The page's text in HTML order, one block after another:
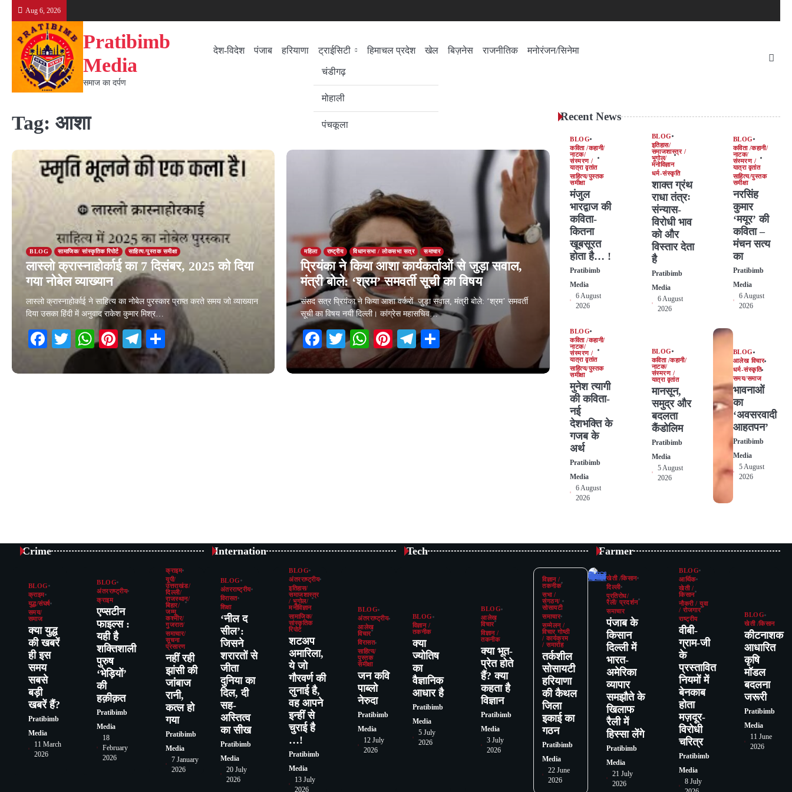
content
Aug 6, 2026
Pratibimb
Media
समाज का दर्पण
देश-विदेश पंजाब हरियाणा
ट्राईसिटी
चंडीगढ़
मोहाली
पंचकूला
हिमाचल प्रदेश खेल बिज़नेस राजनीतिक
मनोरंजन/सिनेमा
Tag: आशा
BLOG सामाजिक/ सांस्कृतिक रिपोर्ट साहित्य/पुस्तक समीक्षा
लास्लो क्रास्नाहोर्काई का 7 दिसंबर, 2025 को दिया
गया नोबेल व्याख्यान
लास्लो क्रास्नाहोर्काई ने साहित्य का नोबेल पुरस्कार प्राप्त करते समय जो व्याख्यान
दिया उसका हिंदी में अनुवाद राकेश कुमार मिश्र…
Facebook
Twitter
WhatsApp
Pinterest
Telegram
Share
14 December 2025
महिला राष्ट्रीय विधानसभा / लोकसभा सत्र समाचार
प्रियंका ने किया आशा कार्यकर्ताओं से जुड़ा सवाल,
मंत्री बोले: ‘श्रम’ समवर्ती सूची का विषय
संसद सत्र प्रियंका ने किया आशा वर्करों जुड़ा सवाल, मंत्री बोले: ‘श्रम’ समवर्ती
सूची का विषय नयी दिल्ली। कांग्रेस महासचिव…
Facebook
TwitterWhatsApp
Pinterest
Telegram
Share
1 December 2025
Recent News
BLOG
कविता /कहानी/
नाटक/
संस्मरण /
यात्रा वृतांत
साहित्य/पुस्तक
समीक्षा
मंजुल
भारद्वाज की
कविता-
कितना
खूबसूरत
होता है… !
Pratibimb
Media
6 August
2026
BLOG
इतिहास/
समाजशास्त्र /
भूगोल/
मनोविज्ञान
धर्म-संस्कृति
शाक्त ग्रंथ
राधा तंत्रः
संन्यास-
विरोधी भाव
को और
विस्तार देता
है
Pratibimb
Media
6 August
2026
BLOG
कविता /कहानी/
नाटक/
संस्मरण /
यात्रा वृतांत
साहित्य/पुस्तक
समीक्षा
नरसिंह
कुमार
‘मयूर’ की
कविता –
मंचन सत्य
का
Pratibimb
Media
6 August
2026
BLOG
कविता /कहानी/
नाटक/
संस्मरण /
यात्रा वृतांत
साहित्य/पुस्तक
समीक्षा
मुनेश त्यागी
की कविता-
नई
देशभक्ति के
गजब के
अर्थ
Pratibimb
Media
6 August
2026
BLOG
कविता /कहानी/
नाटक/
संस्मरण /
यात्रा वृतांत
मानसून,
समुद्र और
बदलता
कैंडोलिम
Pratibimb
Media
5 August
2026
BLOG
आलेख विचार
धर्म-संस्कृति
समय/समाज
भावनाओं
का
‘अवसरवादी
आहतपन’
Pratibimb
Media
5 August
2026
Crime
BLOG
क्राइम
युद्ध/संघर्ष
समय/
समाज
क्या युद्ध
की खबरें
ही इस
समय
सबसे
बड़ी
खबरें हैं?
Pratibimb
Media
11 March
2026
BLOG
अंतरराष्ट्रीय
क्राइम
एप्सटीन
फाइल्स :
यही है
शक्तिशाली
पुरुष
‘भेड़ियों’
की
हक़ीक़त
Pratibimb
Media
18
February
2026
क्राइम
यूपी/
उत्तराखंड/
दिल्ली/
राजस्थान/
बिहार/
जम्मू
कश्मीर/
गुजरात/
समाचार/
सूचना
प्रसारण
नहीं रही
झांसी की
जांंबाज
रानी,
कत्‍ल हो
गया
Pratibimb
Media
7 January
2026
Internation
BLOG
अंतरराष्ट्रीय
विरासत
शिक्षा
‘नील द
सील’:
जिसने
शरारतों से
जीता
दुनिया का
दिल, दी
सह-
अस्तित्व
का सीख
Pratibimb
Media
20 July
2026
BLOG
अंतरराष्ट्रीय
इतिहास/
समाजशास्त्र
/ भूगोल/
मनोविज्ञान
सामाजिक/
सांस्कृतिक
रिपोर्ट
शटअप
अमारिला,
ये जो
गौरवर्ण की
लुनाई है,
वह आपने
इन्हीं से
चुराई है
…!
Pratibimb
Media
13 July
2026
BLOG
अंतरराष्ट्रीय
आलेख
विचार
विरासत
साहित्य/
पुस्तक
समीक्षा
जन कवि
पाब्लो
नेरुदा
Pratibimb
Media
12 July
2026
Tech
BLOG
विज्ञान /
तकनीक
क्या
ज्योतिष
का
वैज्ञानिक
आधार है
Pratibimb
Media
5 July
2026
BLOG
आलेख
विचार
विज्ञान /
तकनीक
क्या भूत-
प्रेत होते
हैं? क्या
कहता है
विज्ञान
Pratibimb
Media
3 July
2026
विज्ञान /
तकनीक
सभा /
संगठन/
सोसायटी
समाचार
सम्मेलन /
विचार गोष्ठी
/ कार्यक्रम
/ समारोह
तर्कशील
सोसायटी
हरियाणा
की कैथल
जिला
इकाई का
गठन
Pratibimb
Media
22 June
2026
Farmer
खेती /किसान
दिल्ली
प्रतिरोध/
रैली/ प्रदर्शन
समाचार
पंजाब के
किसान
दिल्ली में
भारत-
अमेरिका
व्यापार
समझौते के
खिलाफ
रैली में
हिस्सा लेंगे
Pratibimb
Media
21 July
2026
BLOG
आर्थिक
खेती /
किसान
नौकरी / युवा
/ रोजगार
राष्ट्रीय
वीबी-
ग्राम-जी
के
प्रस्तावित
नियमों में
बेनकाब
होता
मज़दूर-
विरोधी
चरित्र
Pratibimb
Media
8 July
BLOG
खेती /किसान
कीटनाशक
आधारित
कृषि
मॉडल
बदलना
जरूरी
Pratibimb
Media
11 June
2026